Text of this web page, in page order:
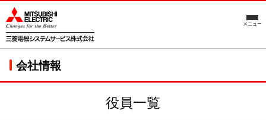
メニュー
会社情報
役員一覧